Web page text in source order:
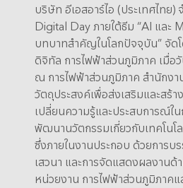
บริษัท อีเอสอาร์ไอ (ประเทศไทย
Digital Day ภายใต้ธีม “AI และ
บทบาทสำคัญในโลกปัจจุบัน” จัด
ดิจิทัล การไฟฟ้าส่วนภูมิภาค เมื่
ณ การไฟฟ้าส่วนภูมิภาค สำนักง
วัตถุประสงค์เพื่อส่งเสริมและสร้า
เปลี่ยนความรู้และประสบการณ์ใ
พัฒนานวัตกรรมเกี่ยวกับเทคโนโ
ซึ่งภายในงานประกอบ ด้วยการบร
เสวนา และการจัดแสดงผลงานด้
หน่วยงาน การไฟฟ้าส่วนภูมิภาค